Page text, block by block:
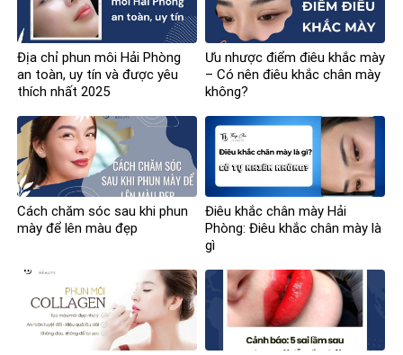
Địa chỉ phun môi Hải Phòng
an toàn, uy tín và được yêu
thích nhất 2025
Ưu nhược điểm điêu khắc mày
– Có nên điêu khắc chân mày
không?
Cách chăm sóc sau khi phun
mày để lên màu đẹp
Điêu khắc chân mày Hải
Phòng: Điêu khắc chân mày là
gì